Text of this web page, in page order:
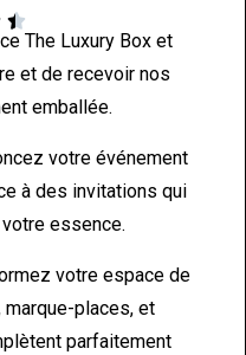

The Luxury Box et
et de recevoir nos
emballée.
votre événement
à des invitations qui
essence.
votre espace de
places, et
parfaitement